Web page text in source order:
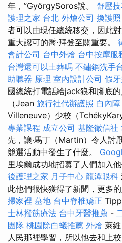
年，”GyörgySoros說。 舒壓
護理之家 台北 外燴公司 換護照
者可以由現任總統移交，因此
重大認可的喬·拜登至關重要。
會計公司 台中外燴 台中按摩服
台灣還可以土葬嗎 不鏽鋼洗手
助聽器 原理 室內設計公司 假
國總統打電話給jack狼和腳底
（Jean 旅行社代辦護照 白內障
Villeneuve）少校（
專業課程 成立公司 基隆徵信社
先，讓·馬丁（Martin）令人討
競選活動中發生了什麼。
里埃爾成功地招募了人們加入
後護理之家 月子中心 龍潭眼科
此他們很快獲得了新聞，更多
掃家裡 墓地 台中脊椎矯正
士林撥筋療法 台中牙醫推薦 -
團隊 桃園除白蟻推薦 外燴 萊
人民那裡學習，所以他去和上